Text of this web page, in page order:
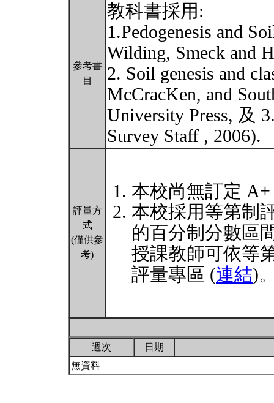
參考書
目
教科書採用:
1.Pedogenesis and
Wilding, Smeck and
2. Soil genesis and
McCracKen, and
University Press, 及
Survey Staff , 2006).
評量方
式
(僅供參
考)
本校尚無訂定
本校採用等第制
的百分制分數區
授課教師可依等
評量專區 (連結)
週次
日期
無資料